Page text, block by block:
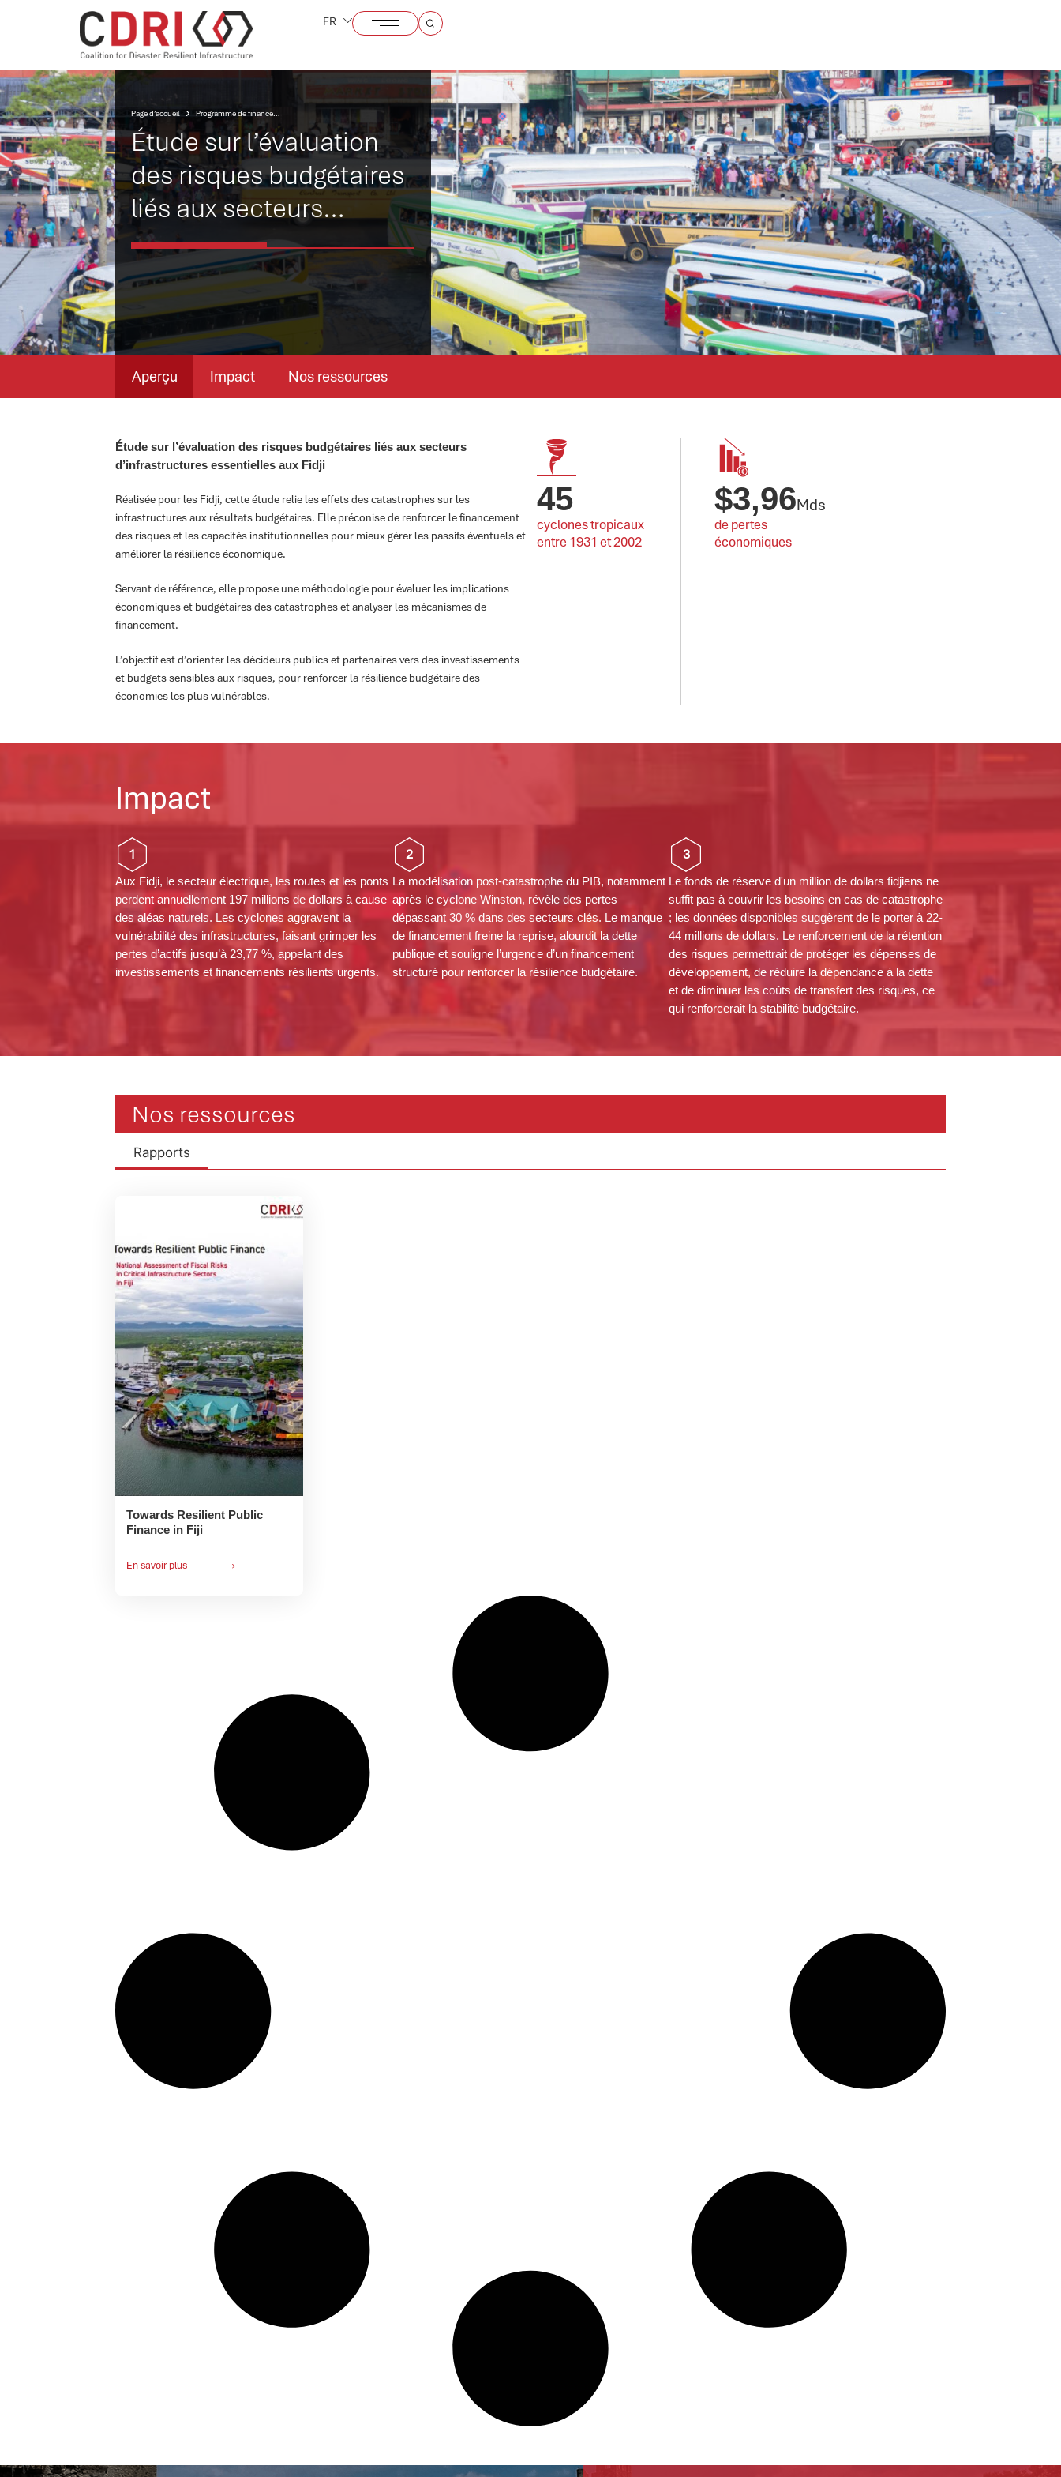
FR
Page d’accueil Programme de financement pour des infrastructures résilientes
Étude sur l’évaluation
des risques budgétaires
liés aux secteurs
d’infrastructures
essentielles aux Fidji
Aperçu Impact Nos ressources
Étude sur l’évaluation des risques budgétaires liés aux secteurs
d’infrastructures essentielles aux Fidji
Réalisée pour les Fidji, cette étude relie les effets des catastrophes sur les
infrastructures aux résultats budgétaires. Elle préconise de renforcer le financement
des risques et les capacités institutionnelles pour mieux gérer les passifs éventuels et
améliorer la résilience économique.
Servant de référence, elle propose une méthodologie pour évaluer les implications
économiques et budgétaires des catastrophes et analyser les mécanismes de
financement.
L’objectif est d’orienter les décideurs publics et partenaires vers des investissements
et budgets sensibles aux risques, pour renforcer la résilience budgétaire des
économies les plus vulnérables.
cyclones tropicaux
entre 1931 et 2002
45
de pertes
économiques
$3,96Mds
Impact
1
Aux Fidji, le secteur électrique, les routes et les ponts
perdent annuellement 197 millions de dollars à cause
des aléas naturels. Les cyclones aggravent la
vulnérabilité des infrastructures, faisant grimper les
pertes d’actifs jusqu’à 23,77 %, appelant des
investissements et financements résilients urgents.
2
La modélisation post-catastrophe du PIB, notamment
après le cyclone Winston, révèle des pertes
dépassant 30 % dans des secteurs clés. Le manque
de financement freine la reprise, alourdit la dette
publique et souligne l’urgence d’un financement
structuré pour renforcer la résilience budgétaire.
3
Le fonds de réserve d'un million de dollars fidjiens ne
suffit pas à couvrir les besoins en cas de catastrophe
; les données disponibles suggèrent de le porter à 22-
44 millions de dollars. Le renforcement de la rétention
des risques permettrait de protéger les dépenses de
développement, de réduire la dépendance à la dette
et de diminuer les coûts de transfert des risques, ce
qui renforcerait la stabilité budgétaire.
Nos ressources
Rapports
Towards Resilient Public
Finance in Fiji
En savoir plus